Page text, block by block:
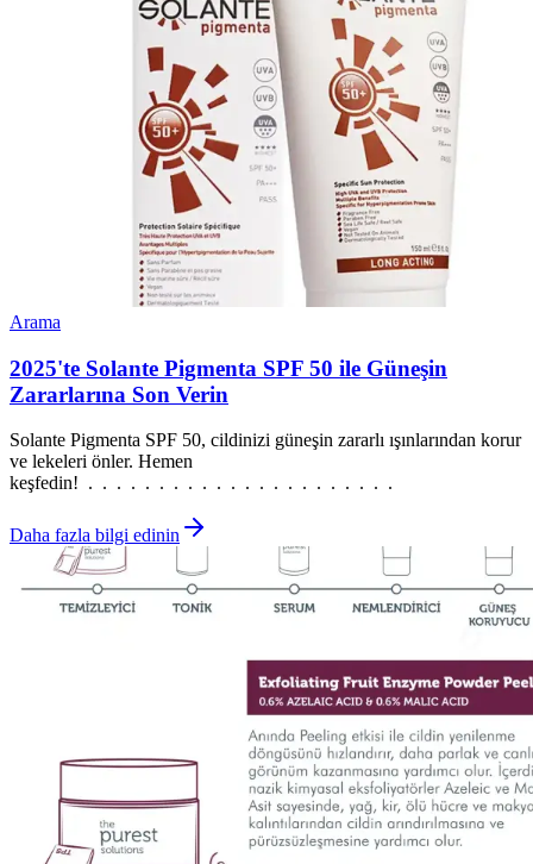
Arama
2025'te Solante Pigmenta SPF 50 ile Güneşin
Zararlarına Son Verin
Solante Pigmenta SPF 50, cildinizi güneşin zararlı ışınlarından korur
ve lekeleri önler. Hemen
keşfedin! . . . . . . . . . . . . . . . . . . . . . .
Daha fazla bilgi edinin